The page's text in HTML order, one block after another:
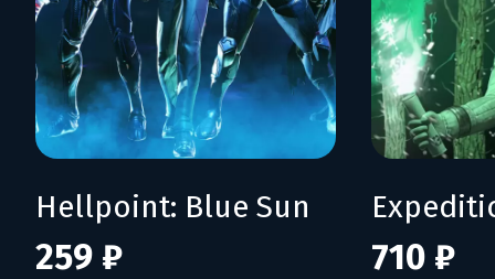
Hellpoint: Blue Sun
259 ₽ 710 ₽